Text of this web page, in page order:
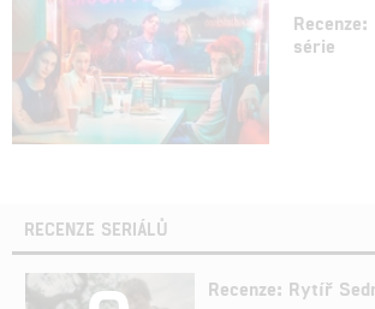
série
RECENZE SERIÁLŮ
Recenze: Rytíř